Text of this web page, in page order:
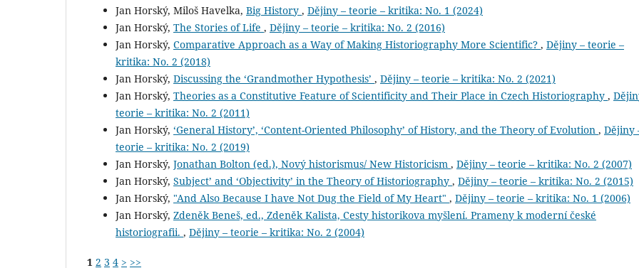
Jan Horský, Miloš Havelka, Big History , Dějiny – teorie – kritika: No. 1 (2024)
Jan Horský, The Stories of Life , Dějiny – teorie – kritika: No. 2 (2016)
Jan Horský, Comparative Approach as a Way of Making Historiography More Scientific? , Dějiny – teorie –
kritika: No. 2 (2018)
Jan Horský, Discussing the ‘Grandmother Hypothesis’ , Dějiny – teorie – kritika: No. 2 (2021)
Jan Horský, Theories as a Constitutive Feature of Scientificity and Their Place in Czech Historiography ,
teorie – kritika: No. 2 (2011)
Jan Horský, ‘General History’, ‘Content-Oriented Philosophy’ of History, and the Theory of Evolution , Dějiny
teorie – kritika: No. 2 (2019)
Jan Horský, Jonathan Bolton (ed.), Nový historismus/ New Historicism , Dějiny – teorie – kritika: No. 2 (2007)
Jan Horský, Subject’ and ‘Objectivity’ in the Theory of Historiography , Dějiny – teorie – kritika: No. 2 (2015)
Jan Horský, "And Also Because I have Not Dug the Field of My Heart" , Dějiny – teorie – kritika: No. 1 (2006)
Jan Horský, Zdeněk Beneš, ed., Zdeněk Kalista, Cesty historikova myšlení. Prameny k moderní české
historiografii. , Dějiny – teorie – kritika: No. 2 (2004)
1 2 3 4 > >>